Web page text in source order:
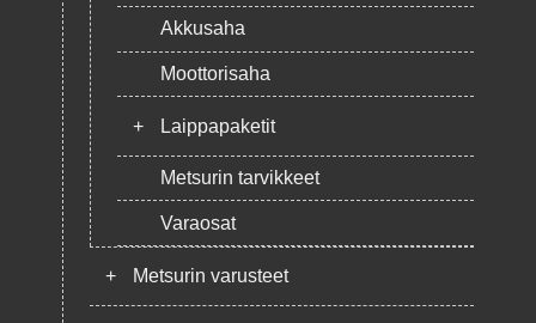
Akkusaha
Moottorisaha
+ Laippapaketit
Metsurin tarvikkeet
Varaosat
+ Metsurin varusteet